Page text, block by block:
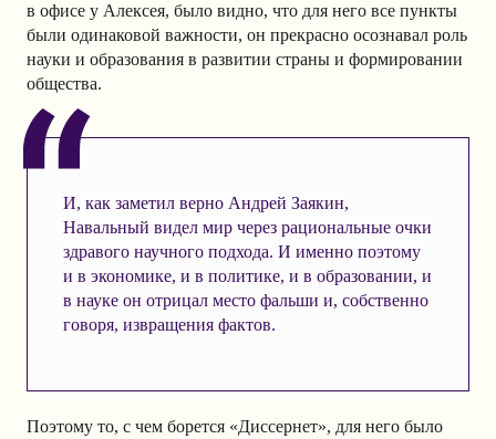
в офисе у Алексея, было видно, что для него все пункты
были одинаковой важности, он прекрасно осознавал роль
науки и образования в развитии страны и формировании
общества.
И, как заметил верно Андрей Заякин,
Навальный видел мир через рациональные очки
здравого научного подхода. И именно поэтому
и в экономике, и в политике, и в образовании, и
в науке он отрицал место фальши и, собственно
говоря, извращения фактов.
Поэтому то, с чем борется «Диссернет», для него было